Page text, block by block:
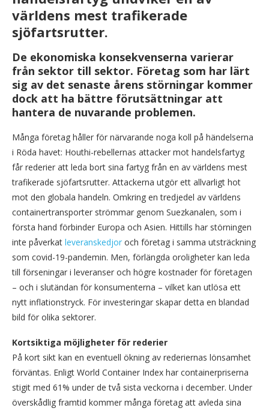
världens mest trafikerade
sjöfartsrutter.
De ekonomiska konsekvenserna varierar
från sektor till sektor. Företag som har lärt
sig av det senaste årens störningar kommer
dock att ha bättre förutsättningar att
hantera de nuvarande problemen.
Många företag håller för närvarande noga koll på händelserna
i Röda havet: Houthi-rebellernas attacker mot handelsfartyg
får rederier att leda bort sina fartyg från en av världens mest
trafikerade sjöfartsrutter. Attackerna utgör ett allvarligt hot
mot den globala handeln. Omkring en tredjedel av världens
containertransporter strömmar genom Suezkanalen, som i
första hand förbinder Europa och Asien. Hittills har störningen
inte påverkat leveranskedjor och företag i samma utsträckning
som covid-19-pandemin. Men, förlängda oroligheter kan leda
till förseningar i leveranser och högre kostnader för företagen
– och i slutändan för konsumenterna – vilket kan utlösa ett
nytt inflationstryck. För investeringar skapar detta en blandad
bild för olika sektorer.
Kortsiktiga möjligheter för rederier
På kort sikt kan en eventuell ökning av rederiernas lönsamhet
förväntas. Enligt World Container Index har containerpriserna
stigit med 61% under de två sista veckorna i december. Under
överskådlig framtid kommer många företag att avleda sina